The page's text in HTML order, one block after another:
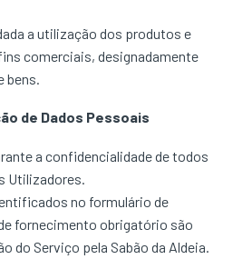
a utilização dos produtos e
comerciais, designadamente
bens.
de Dados Pessoais
a confidencialidade de todos
Utilizadores.
no formulário de
fornecimento obrigatório são
do Serviço pela Sabão da Aldeia.